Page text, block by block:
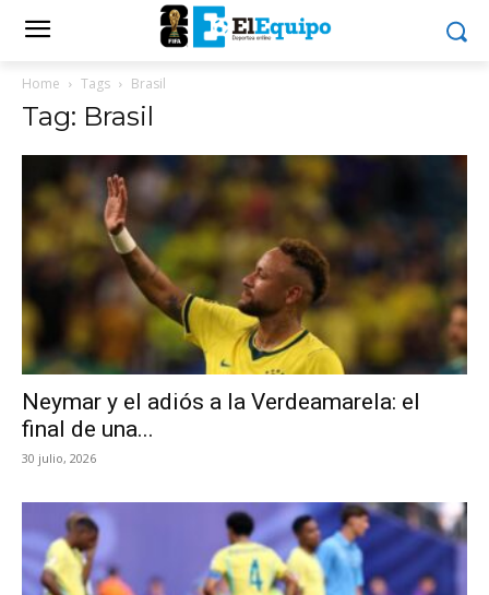
Home Tags Brasil
Tag: Brasil
Neymar y el adiós a la Verdeamarela: el
final de una...
30 julio, 2026